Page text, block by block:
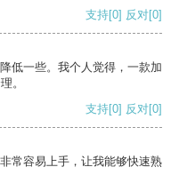
支持[0] 反对[0]
低一些。我个人觉得，一款加
。
支持[0] 反对[0]
常容易上手，让我能够快速熟